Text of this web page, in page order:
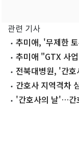
관련 기사
추미애, '무제한
적"추미애 "GTX 사
전북대병원, '간
호"간호사 지역격차
교육 필요"
'간호사의 날'…간